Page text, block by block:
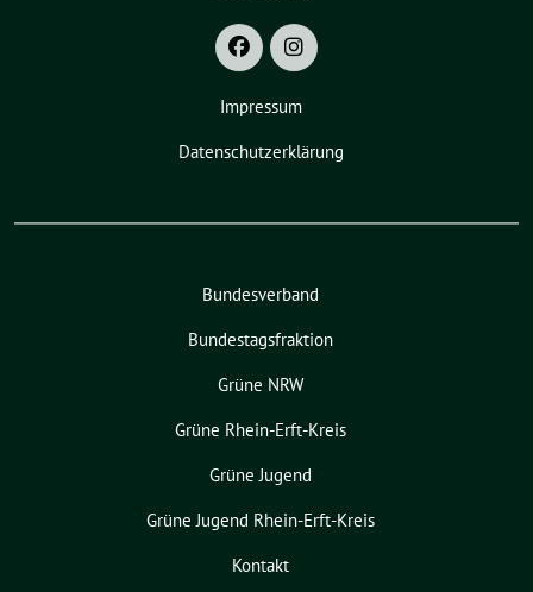
Impressum
Datenschutzerklärung
Bundesverband
Bundestagsfraktion
Grüne NRW
Grüne Rhein-Erft-Kreis
Grüne Jugend
Grüne Jugend Rhein-Erft-Kreis
Kontakt